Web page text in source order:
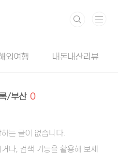
외여행 내돈내산리뷰
/부산 0
는 글이 없습니다.
나, 검색 기능을 활용해 보세